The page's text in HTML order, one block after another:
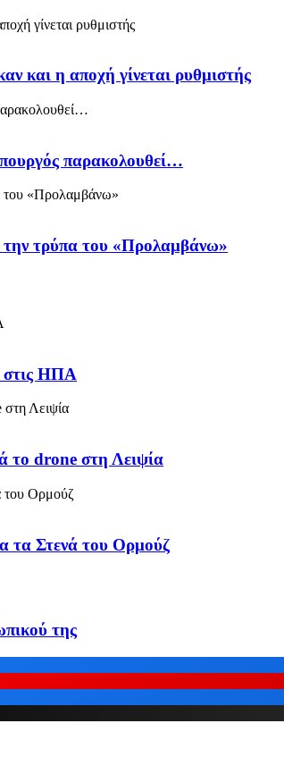
και η αποχή γίνεται ρυθμιστής
παρακολουθεί…
τρύπα του «Προλαμβάνω»
στις ΗΠΑ
το drone στη Λειψία
τα Στενά του Ορμούζ
της